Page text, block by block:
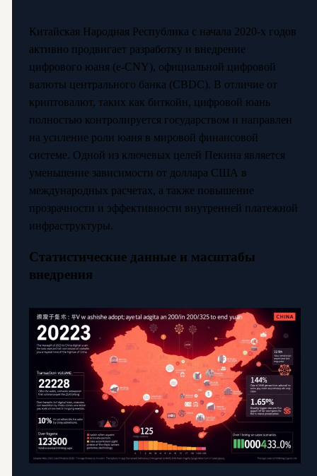
Китайская Народная Республика с начала 2020-х годов
активно продвигает разработку и внедрение
цифрового юаня (e-CNY), официальной цифровой
валюты центрального банка (CBDC). В отличие от
криптовалют, таких как биткойн, цифровой юань
полностью контролируется государством и направлен
на усиление роли юаня в мировой финансовой
системе. Одной из ключевых целей Пекина является
уменьшение зависимости от доллара США в
международных расчетах, а также повышение
прозрачности и эффективности внутренней платежной
инфраструктуры.
Статистические данные и масштабы
внедрения